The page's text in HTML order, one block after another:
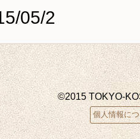
05/2
©2015 TOKYO-
個人情報に